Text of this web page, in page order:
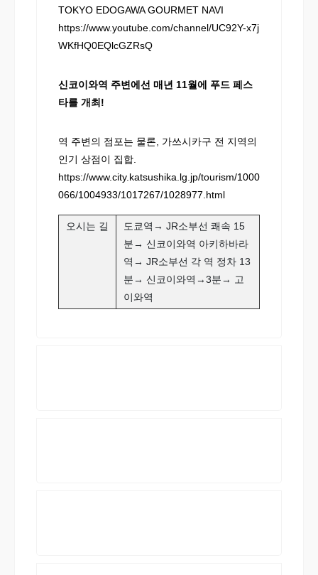
TOKYO EDOGAWA GOURMET NAVI
https://www.youtube.com/channel/UC92Y-x7j
WKfHQ0EQlcGZRsQ
신코이와역 주변에선 매년 11월에 푸드 페스
타를 개최!
역 주변의 점포는 물론, 가쓰시카구 전 지역의
인기 상점이 집합.
https://www.city.katsushika.lg.jp/tourism/1000
066/1004933/1017267/1028977.html
오시는 길
도쿄역→ JR소부선 쾌속 15
분→ 신코이와역 아키하바라
역→ JR소부선 각 역 정차 13
분→ 신코이와역→3분→ 고
이와역